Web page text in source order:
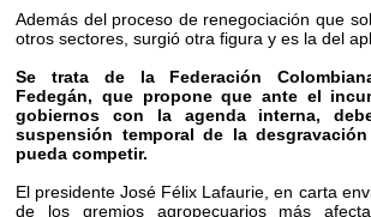
Además del proceso de renegociación que
otros sectores, surgió otra figura y es la del
Se trata de la Federación
Fedegán, que propone que ante el
gobiernos con la agenda interna,
suspensión temporal de la
pueda competir.
El presidente José Félix Lafaurie, en carta
de los gremios agropecuarios más